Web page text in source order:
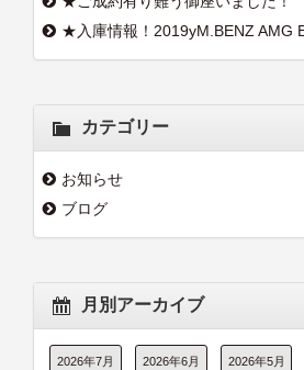
★入庫情報！2019yM.BENZ AMG
カテゴリー
お知らせ
ブログ
月別アーカイブ
2026年7月 2026年6月 2026年5月